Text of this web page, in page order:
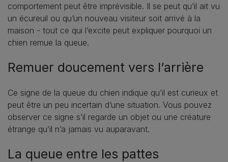
comportement peut être imprévisible. Il se peut qu’il ait vu
un écureuil ou qu’un nouveau visiteur soit arrivé à la
maison - tout ce qui l’excite peut expliquer pourquoi un
chien remue la queue.
Remuer doucement vers l’arrière
Ce signe de la queue du chien indique qu’il est curieux et
peut être un peu incertain d’une situation. Vous pouvez
observer ce signe s’il regarde un objet ou une créature
étrange qu’il n’a jamais vu auparavant.
La queue entre les pattes